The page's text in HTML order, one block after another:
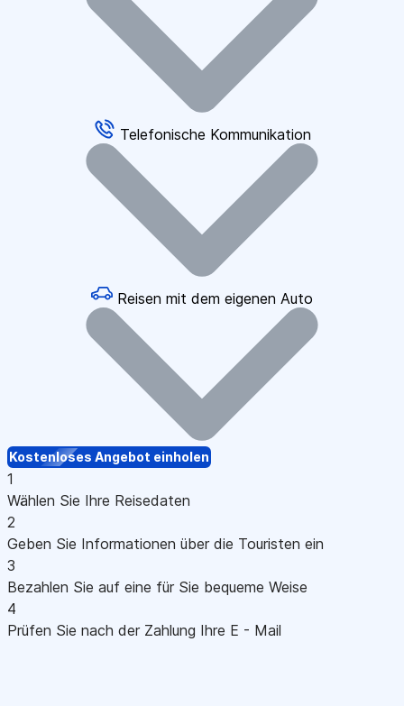
Telefonische Kommunikation
Reisen mit dem eigenen Auto
Kostenloses Angebot einholen
1
Wählen Sie Ihre Reisedaten
2
Geben Sie Informationen über die Touristen ein
3
Bezahlen Sie auf eine für Sie bequeme Weise
4
Prüfen Sie nach der Zahlung Ihre E - Mail